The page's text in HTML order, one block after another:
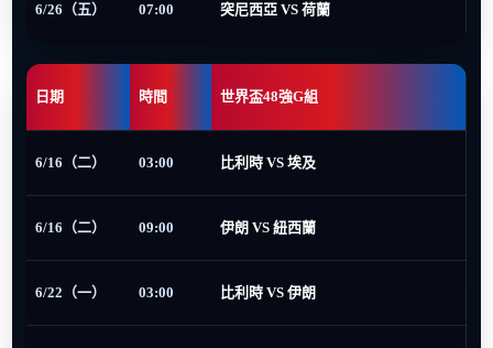
6/26（五） 07:00 突尼西亞 VS 荷蘭
日期 時間 世界盃48強G組
6/16（二） 03:00 比利時 VS 埃及
6/16（二） 09:00 伊朗 VS 紐西蘭
6/22（一） 03:00 比利時 VS 伊朗